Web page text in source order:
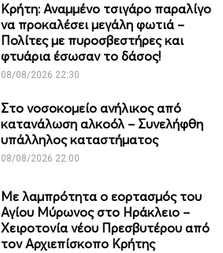
Κρήτη: Αναμμένο τσιγάρο παραλίγο
να προκαλέσει μεγάλη φωτιά –
Πολίτες με πυροσβεστήρες και
φτυάρια έσωσαν το δάσος!
08/08/2026 22:30
Στο νοσοκομείο ανήλικος από
κατανάλωση αλκοόλ – Συνελήφθη
υπάλληλος καταστήματος
08/08/2026 22:00
Με λαμπρότητα ο εορτασμός του
Αγίου Μύρωνος στο Ηράκλειο –
Χειροτονία νέου Πρεσβυτέρου από
τον Αρχιεπίσκοπο Κρήτης